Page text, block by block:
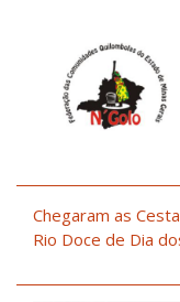
Chegaram as
Rio Doce de Dia